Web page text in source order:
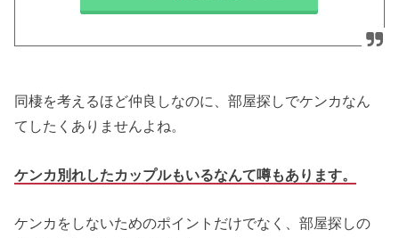
同棲を考えるほど仲良しなのに、部屋探しでケンカなん
てしたくありませんよね。
ケンカ別れしたカップルもいるなんて噂もあります。
ケンカをしないためのポイントだけでなく、部屋探しの